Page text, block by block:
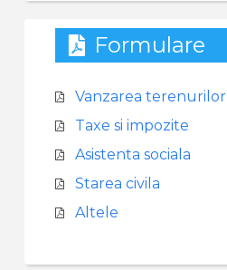
Formulare
Vanzarea terenurilor
Taxe si impozite
Asistenta sociala
Starea civila
Altele